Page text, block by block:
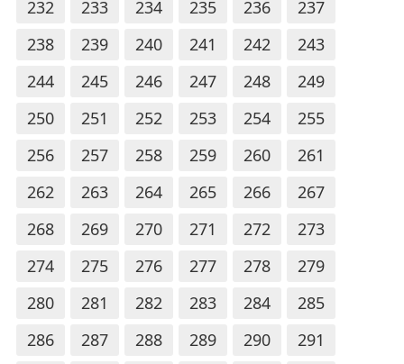
232
233 234 235 236
237
238
239 240 241 242
243
244
245 246 247 248
249
250
251 252 253 254
255
256
257 258 259 260
261
262
263 264 265 266
267
268
269 270 271 272
273
274
275 276 277 278
279
280
281 282 283 284
285
286
287 288 289 290
291